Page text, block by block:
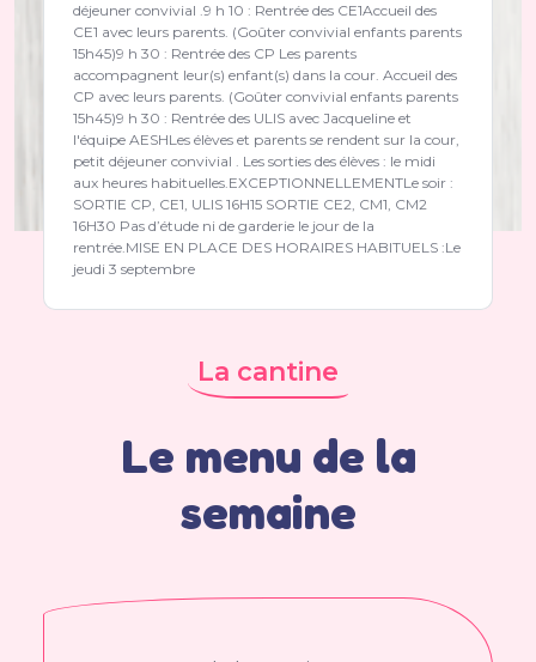
déjeuner convivial .9 h 10 : Rentrée des CE1Accueil des
CE1 avec leurs parents. (Goûter convivial enfants parents
15h45)9 h 30 : Rentrée des CP Les parents
accompagnent leur(s) enfant(s) dans la cour. Accueil des
CP avec leurs parents. (Goûter convivial enfants parents
15h45)9 h 30 : Rentrée des ULIS avec Jacqueline et
l'équipe AESHLes élèves et parents se rendent sur la cour,
petit déjeuner convivial . Les sorties des élèves : le midi
aux heures habituelles.EXCEPTIONNELLEMENTLe soir :
SORTIE CP, CE1, ULIS 16H15 SORTIE CE2, CM1, CM2
16H30 Pas d’étude ni de garderie le jour de la
rentrée.MISE EN PLACE DES HORAIRES HABITUELS :Le
jeudi 3 septembre
La cantine
Le menu de la
semaine